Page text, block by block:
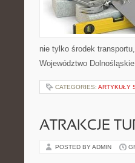
nie tylko środek
Województwo
CATEGORIES: ARTYKUŁY
ATRAKCJE
POSTED BY ADMIN